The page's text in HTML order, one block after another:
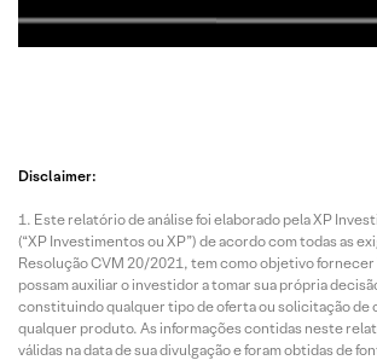
Disclaimer:
Este relatório de análise foi elaborado pela XP
(“XP Investimentos ou XP”) de acordo com todas as
Resolução CVM 20/2021, tem como objetivo
possam auxiliar o investidor a tomar sua própria
constituindo qualquer tipo de oferta ou solicitação de
qualquer produto. As informações contidas neste
válidas na data de sua divulgação e foram obtidas de